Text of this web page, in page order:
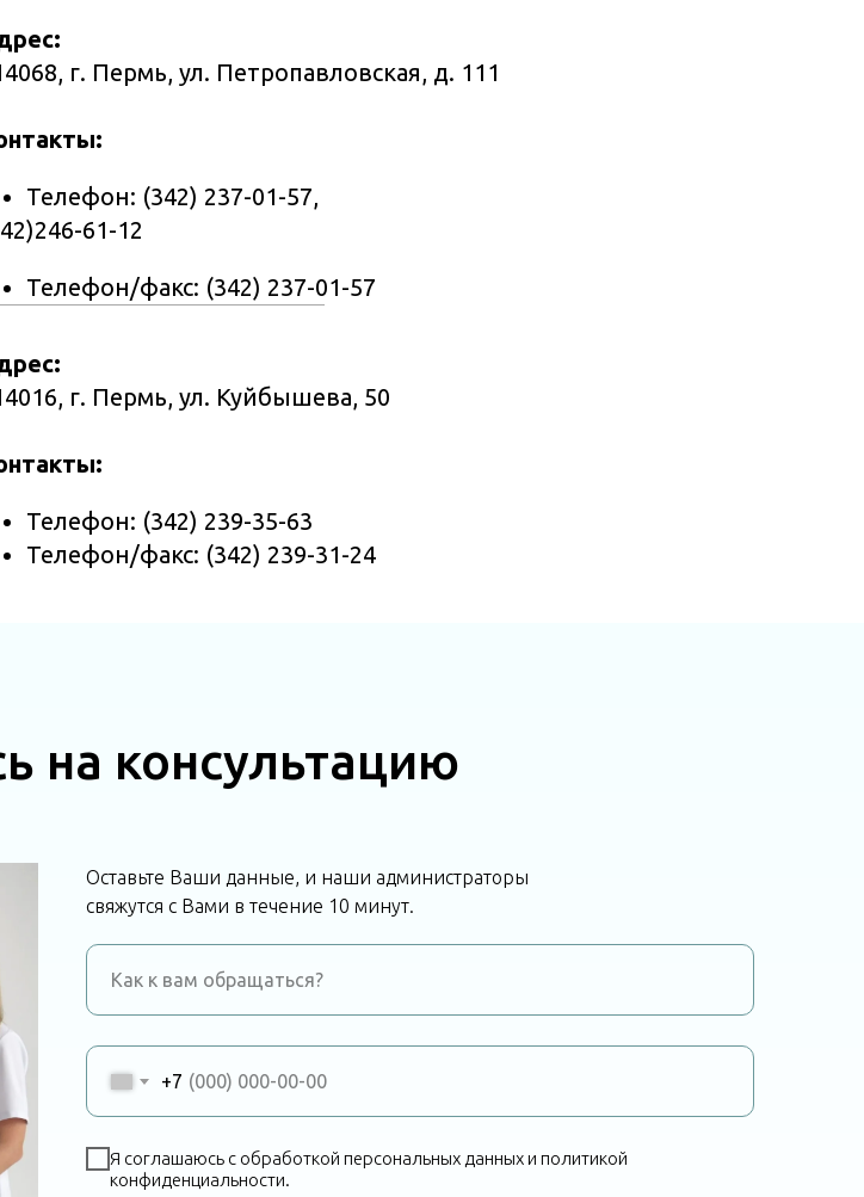
г. Пермь, ул. Петропавловская, д. 111
Телефон: (342) 237-01-57,
61-12
Телефон/факс: (342) 237-01-57
г. Пермь, ул. Куйбышева, 50
Телефон: (342) 239-35-63
Телефон/факс: (342) 239-31-24
на консультацию
Оставьте Ваши данные, и наши администраторы
свяжутся с Вами в течение 10 минут.
+7
Я соглашаюсь с обработкой персональных данных и политикой
конфиденциальности.